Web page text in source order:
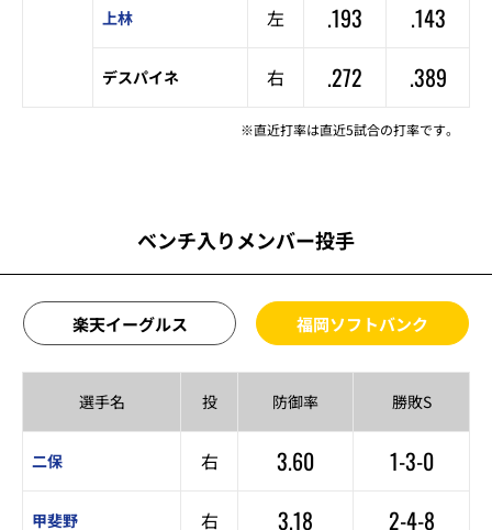
上林 左 .193 .143
デスパイネ 右 .272 .389
※直近打率は直近5試合の打率です。
ベンチ入りメンバー投手
楽天イーグルス 福岡ソフトバンク
選手名 投 防御率 勝敗S
二保 右 3.60 1-3-0
甲斐野 右 3.18 2-4-8